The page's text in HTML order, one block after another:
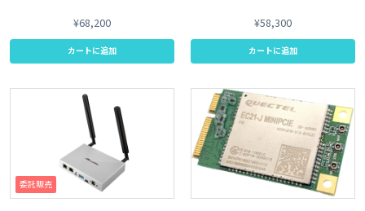
¥68,200
カートに追加
¥58,300
カートに追加
委託販売